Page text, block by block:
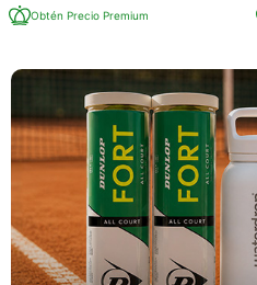
Obtén Precio Premium